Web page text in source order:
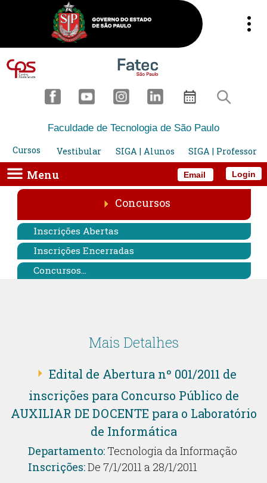
Email
Faculdade de Tecnologia de São Paulo
Cursos
Vestibular SIGA | Alunos SIGA | Professor
Menu Login
Concursos
Inscrições Abertas
Inscrições Encerradas
Concursos...
Mais Detalhes
Edital de Abertura nº 001/2011 de
inscrições para Concurso Público de
AUXILIAR DE DOCENTE para o Laboratório
de Informática
Departamento:Tecnologia da Informação
Inscrições:De 7/1/2011 a 28/1/2011